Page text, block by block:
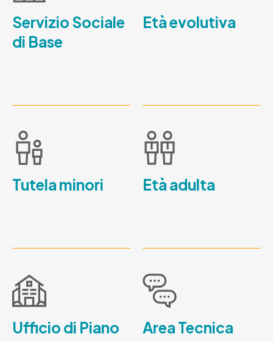
Servizio Sociale
di Base
Età evolutiva
Tutela minori Età adulta
Ufficio di Piano Area Tecnica